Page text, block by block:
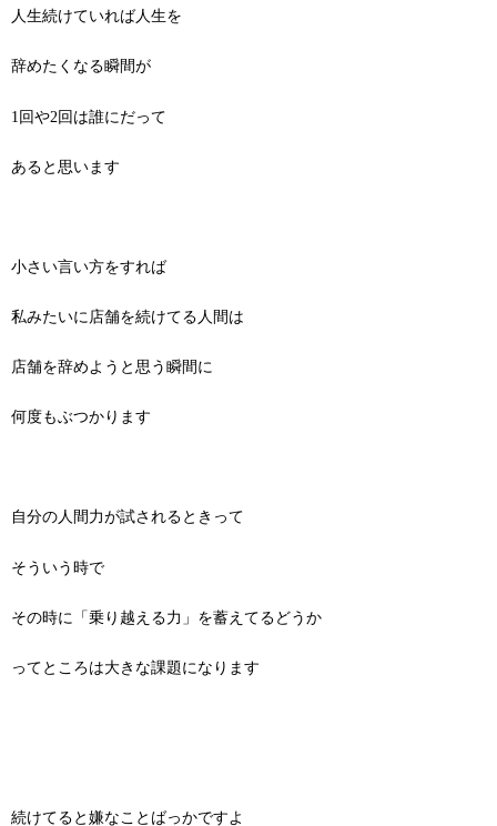
人生続けていれば人生を
辞めたくなる瞬間が
1回や2回は誰にだって
あると思います
小さい言い方をすれば
私みたいに店舗を続けてる人間は
店舗を辞めようと思う瞬間に
何度もぶつかります
自分の人間力が試されるときって
そういう時で
その時に「乗り越える力」を蓄えてるどうか
ってところは大きな課題になります
続けてると嫌なことばっかですよ